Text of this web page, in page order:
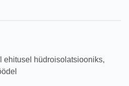
ehitusel hüdroisolatsiooniks,